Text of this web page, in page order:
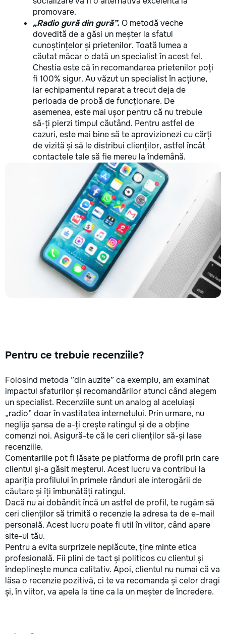
promovare.
„Radio gură din gură”. O metodă veche
dovedită de a găsi un meșter la sfatul
cunoștințelor și prietenilor. Toată lumea a
căutat măcar o dată un specialist în acest fel.
Chestia este că în recomandarea prietenilor poți
fi 100% sigur. Au văzut un specialist în acțiune,
iar echipamentul reparat a trecut deja de
perioada de probă de funcționare. De
asemenea, este mai ușor pentru că nu trebuie
să-ți pierzi timpul căutând. Pentru astfel de
cazuri, este mai bine să te aprovizionezi cu cărți
de vizită și să le distribui clienților, astfel încât
contactele tale să fie mereu la îndemână.
Pentru ce trebuie recenziile?
Folosind metoda ”din auzite” ca exemplu, am examinat
impactul sfaturilor și recomandărilor atunci când alegem
un specialist. Recenziile sunt un analog al aceluiași
„radio” doar în vastitatea internetului. Prin urmare, nu
neglija șansa de a-ți crește ratingul și de a obține
comenzi noi. Asigură-te că le ceri clienților să-și lase
recenziile.
Comentariile pot fi lăsate pe platforma de profil prin care
clientul și-a găsit meșterul. Acest lucru va contribui la
apariția profilului în primele rânduri ale interogării de
căutare și îți îmbunătăți ratingul.
Dacă nu ai dobândit încă un astfel de profil, te rugăm să
ceri clienților să trimită o recenzie la adresa ta de e-mail
personală. Acest lucru poate fi util în viitor, când apare
site-ul tău.
Pentru a evita surprizele neplăcute, ține minte etica
profesională. Fii plini de tact și politicos cu clientul și
îndeplinește munca calitativ. Apoi, clientul nu numai că va
lăsa o recenzie pozitivă, ci te va recomanda și celor dragi
și, în viitor, va apela la tine ca la un meșter de încredere.